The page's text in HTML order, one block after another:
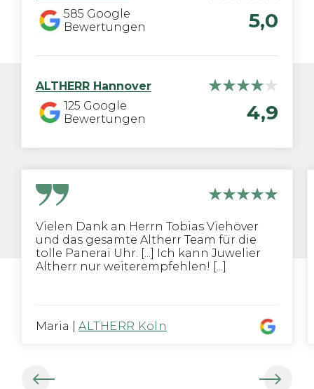
585 Google
Bewertungen
5,0
ALTHERR Hannover
125 Google
Bewertungen
4,9
Vielen Dank an Herrn Tobias Viehöver
und das gesamte Altherr Team für die
tolle Panerai Uhr. [...] Ich kann Juwelier
Altherr nur weiterempfehlen! [...]
Maria ALTHERR Köln